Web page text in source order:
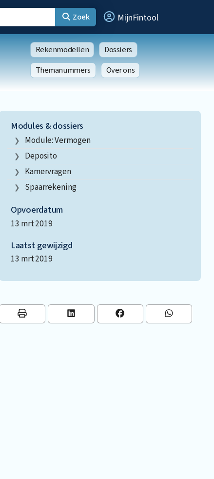
Zoek MijnFintool
Rekenmodellen
Dossiers
Themanummers
Over ons
Modules & dossiers
Module: Vermogen
Deposito
Kamervragen
Spaarrekening
Opvoerdatum
13 mrt 2019
Laatst gewijzigd
13 mrt 2019